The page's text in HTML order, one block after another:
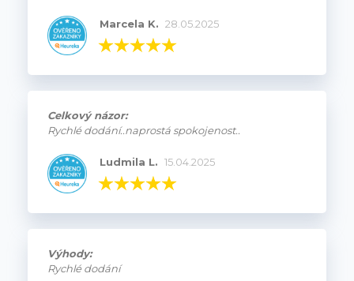
Marcela K. 28.05.2025
Celkový názor:
Rychlé dodání..naprostá spokojenost..
Ludmila L. 15.04.2025
Výhody:
Rychlé dodání